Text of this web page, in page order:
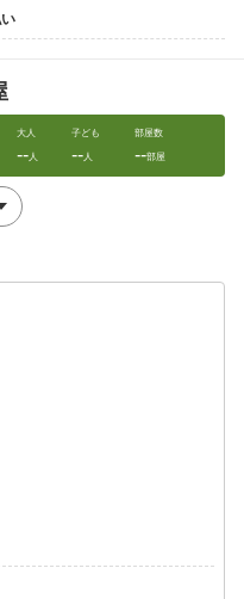
越前、敦賀、小浜の４漁港
茹でガニ各１パイずつ）
１２月末までのご提供と
の際にお知らせくださ
きガニ・カニ雑炊」
願いする場合がございま
大人
--人
子ども
--人
部屋数
--部屋